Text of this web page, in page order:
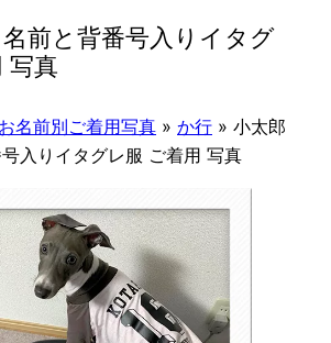
前と背番号入りイタグ
写真
お名前別ご着用写真 » か行 » 小太郎
入りイタグレ服 ご着用 写真